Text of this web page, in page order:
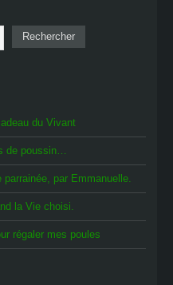
Rechercher
du Vivant
de poussin…
par Emmanuelle.
la Vie choisi.
régaler mes poules